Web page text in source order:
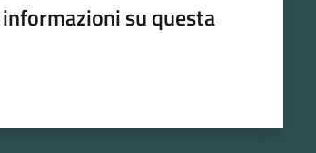
su questa